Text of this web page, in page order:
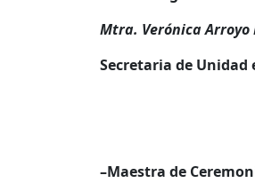
Mtra. Verónica Arroyo
Secretaria de Unidad
–Maestra de